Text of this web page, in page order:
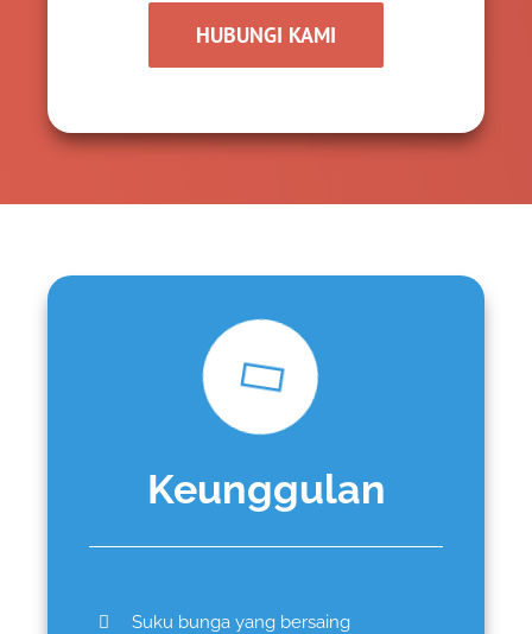
HUBUNGI KAMI
Keunggulan
Suku bunga yang bersaing